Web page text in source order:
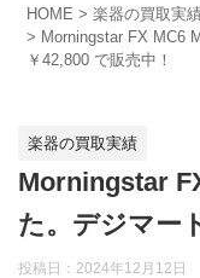
HOME
楽器の買取実
Morningstar FX MC6
￥42,800 で販売中！
楽器の買取実績
Morningstar
た。デジマー
投稿日：2024年12月12日